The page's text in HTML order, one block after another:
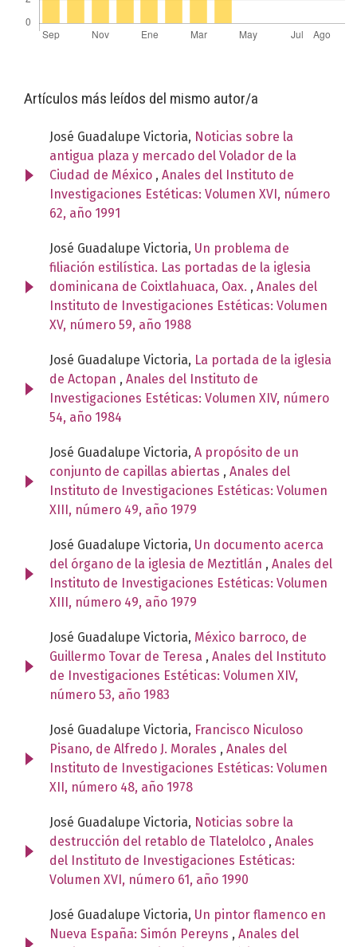
Artículos más leídos del mismo autor/a
José Guadalupe Victoria, Noticias sobre la
antigua plaza y mercado del Volador de la
Ciudad de México , Anales del Instituto de
Investigaciones Estéticas: Volumen XVI, número
62, año 1991
José Guadalupe Victoria, Un problema de
filiación estilística. Las portadas de la iglesia
dominicana de Coixtlahuaca, Oax. , Anales del
Instituto de Investigaciones Estéticas: Volumen
XV, número 59, año 1988
José Guadalupe Victoria, La portada de la iglesia
de Actopan , Anales del Instituto de
Investigaciones Estéticas: Volumen XIV, número
54, año 1984
José Guadalupe Victoria, A propósito de un
conjunto de capillas abiertas , Anales del
Instituto de Investigaciones Estéticas: Volumen
XIII, número 49, año 1979
José Guadalupe Victoria, Un documento acerca
del órgano de la iglesia de Meztitlán , Anales del
Instituto de Investigaciones Estéticas: Volumen
XIII, número 49, año 1979
José Guadalupe Victoria, México barroco, de
Guillermo Tovar de Teresa , Anales del Instituto
de Investigaciones Estéticas: Volumen XIV,
número 53, año 1983
José Guadalupe Victoria, Francisco Niculoso
Pisano, de Alfredo J. Morales , Anales del
Instituto de Investigaciones Estéticas: Volumen
XII, número 48, año 1978
José Guadalupe Victoria, Noticias sobre la
destrucción del retablo de Tlatelolco , Anales
del Instituto de Investigaciones Estéticas:
Volumen XVI, número 61, año 1990
José Guadalupe Victoria, Un pintor flamenco en
Nueva España: Simón Pereyns , Anales del